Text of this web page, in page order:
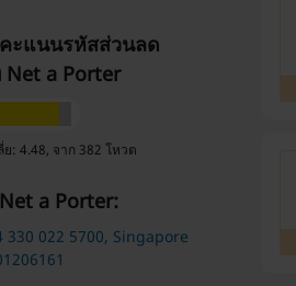
ะแนนรหัสส่วนลด
Net a Porter
: 4.48, จาก 382 โหวต
Net a Porter:
330 022 5700, Singapore